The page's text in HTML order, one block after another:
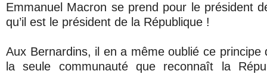
Emmanuel Macron se prend pour le président
qu’il est le président de la République !
Aux Bernardins, il en a même oublié ce principe
la seule communauté que reconnaît la